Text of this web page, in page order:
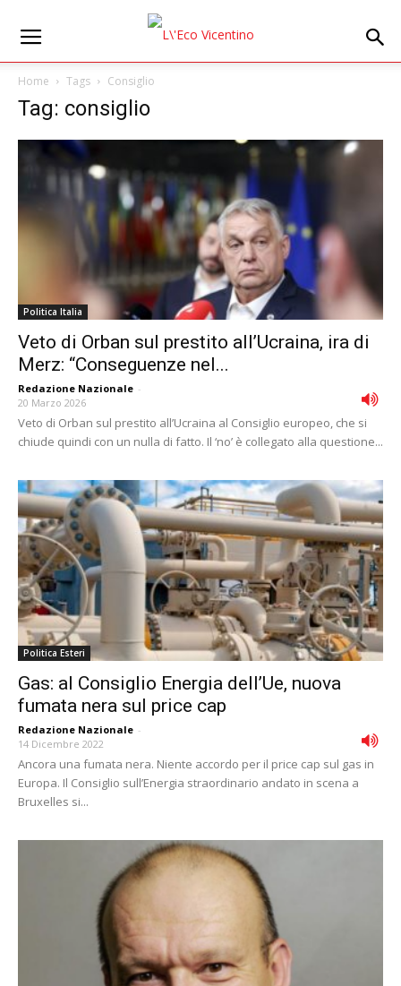
Home Tags Consiglio
Tag: consiglio
Politica Italia
Veto di Orban sul prestito all’Ucraina, ira di
Merz: “Conseguenze nel...
Redazione Nazionale -
20 Marzo 2026
Veto di Orban sul prestito all’Ucraina al Consiglio europeo, che si
chiude quindi con un nulla di fatto. Il ‘no’ è collegato alla questione...
Politica Esteri
Gas: al Consiglio Energia dell’Ue, nuova
fumata nera sul price cap
Redazione Nazionale -
14 Dicembre 2022
Ancora una fumata nera. Niente accordo per il price cap sul gas in
Europa. Il Consiglio sull’Energia straordinario andato in scena a
Bruxelles si...